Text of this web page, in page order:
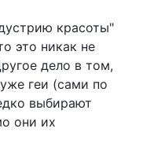
красоты"
это никак не
дело в том,
геи (сами по
выбирают
они их